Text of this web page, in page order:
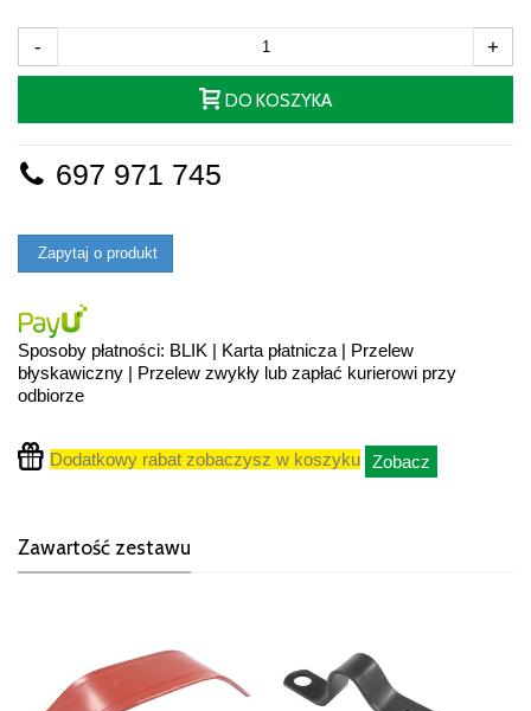
- +
DO KOSZYKA
697 971 745
Zapytaj o produkt
Sposoby płatności: BLIK | Karta płatnicza | Przelew
błyskawiczny | Przelew zwykły lub zapłać kurierowi przy
odbiorze
Dodatkowy rabat zobaczysz w koszyku Zobacz
Zawartość zestawu